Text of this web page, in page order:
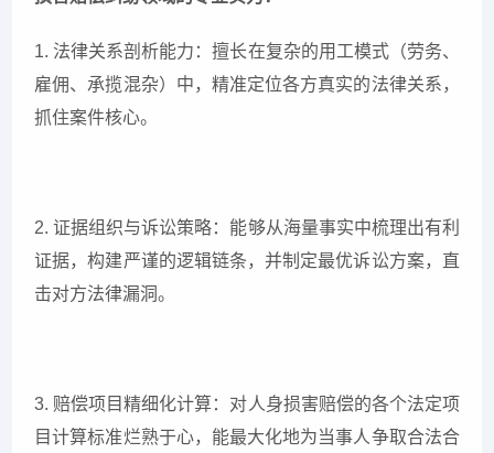
1. 法律关系剖析能力：擅长在复杂的用工模式（劳务、
雇佣、承揽混杂）中，精准定位各方真实的法律关系，
抓住案件核心。
2. 证据组织与诉讼策略：能够从海量事实中梳理出有利
证据，构建严谨的逻辑链条，并制定最优诉讼方案，直
击对方法律漏洞。
3. 赔偿项目精细化计算：对人身损害赔偿的各个法定项
目计算标准烂熟于心，能最大化地为当事人争取合法合